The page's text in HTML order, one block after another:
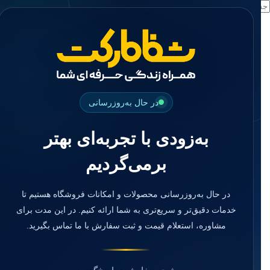
در حال به‌روزرسانی
به‌زودی با تجربه‌ای بهتر
برمی‌گردیم
در حال به‌روزرسانی محصولات و امکانات فروشگاه هستیم تا
خدمات دقیق‌تر و سریع‌تری به شما ارائه کنیم. در این مدت برای
مشاوره، استعلام قیمت و ثبت سفارش با ما تماس بگیرید.
جستجو
صفحه اصلی
دندانپزشکی
مواد ترمیمی
کامپوزیت
اسید اچ
باندینگ
بلیچینگ